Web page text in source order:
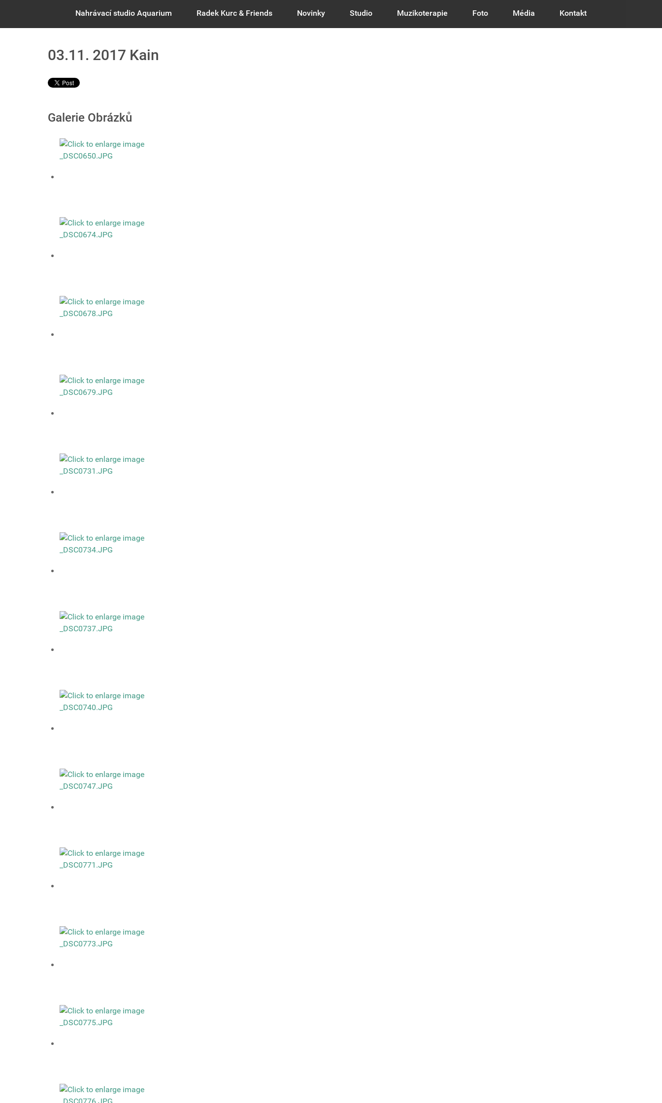
Nahrávací studio Aquarium Radek Kurc & Friends Novinky Studio Muzikoterapie Foto Média Kontakt
03.11. 2017 Kain
Galerie Obrázků